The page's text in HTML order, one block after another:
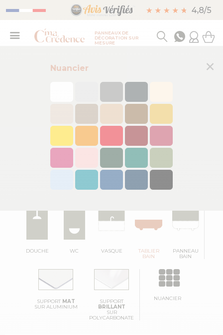
PANNEAUX DE
DÉCORATION SUR
MESURE
Nuancier ×
DOUCHE WC VASQUE
TABLIER
BAIN
PANNEAU
BAIN
SUPPORT MAT
SUR ALUMINIUM
SUPPORT
BRILLANT
SUR
POLYCARBONATE
NUANCIER